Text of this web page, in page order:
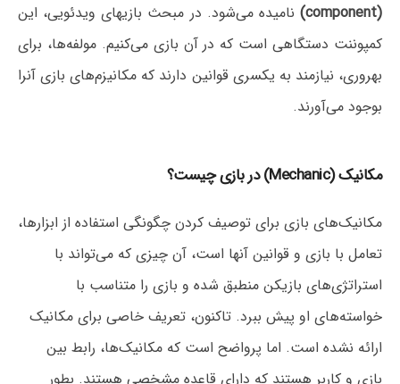
(component)
نامیده می‌شود. در مبحث بازیهای ویدئویی، این
کمپوننت دستگاهی است که در آن بازی می‌کنیم. مولفه‌ها، برای
بهروری، نیازمند به یکسری قوانین دارند که مکانیزم‌های‌‌ بازی آنرا
بوجود می‌آورند.
مکانیک (Mechanic) در بازی چیست؟
مکانیک‌های بازی برای توصیف کردن چگونگی استفاده از ابزارها،
تعامل با بازی و قوانین آنها است، آن چیزی که می‌تواند با
استراتژی‌های بازیکن منطبق شده و بازی را متناسب با
خواسته‌های او پیش ببرد. تاکنون، تعریف خاصی برای مکانیک
ارائه نشده است. اما پرواضح است که مکانیک‌ها، رابط بین
بازی و کاربر هستند که دارای قاعده مشخصی هستند. بطور